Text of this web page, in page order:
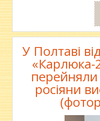
У Полтаві
«Карлюка-
перейняли
росіяни